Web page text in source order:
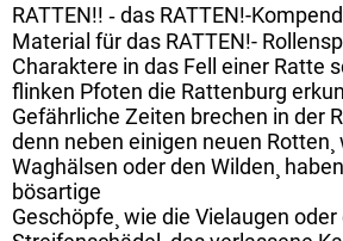
RATTEN!! ‐ das RATTEN!-
Material für das RATTEN!-
Charaktere in das Fell einer Ratte
flinken Pfoten die Rattenburg
Gefährliche Zeiten brechen in der
denn neben einigen neuen Rotten¸
Waghälsen oder den Wilden¸ haben
bösartige
Geschöpfe¸ wie die Vielaugen oder